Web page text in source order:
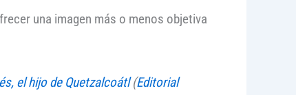
una imagen más o menos objetiva
el hijo de Quetzalcoátl(Editorial